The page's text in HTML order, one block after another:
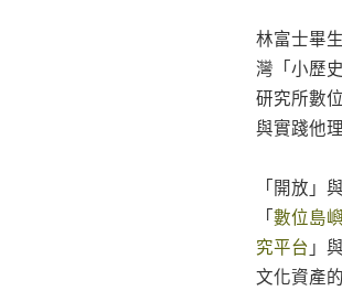
林富士畢
灣「小歷
研究所數
與實踐他
「開放」
「數位島嶼
究平台 」
文化資產